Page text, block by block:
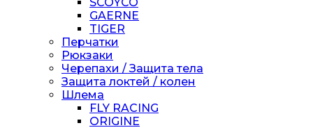
GAERNE
TIGER
Перчатки
Рюкзаки
Черепахи / Защита тела
Защита локтей / колен
Шлема
FLY RACING
ORIGINE